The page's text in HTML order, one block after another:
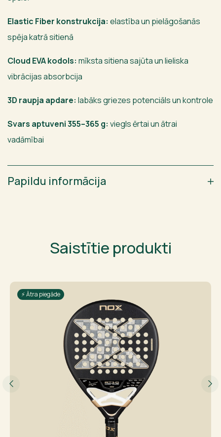
Elastic Fiber konstrukcija: elastība un pielāgošanās
spēja katrā sitienā
Cloud EVA kodols: mīksta sitiena sajūta un lieliska
vibrācijas absorbcija
3D raupja apdare: labāks griezes potenciāls un kontrole
Svars aptuveni 355–365 g: viegls ērtai un ātrai
vadāmībai
Papildu informācija
Saistītie produkti
⚡ Ātra piegāde